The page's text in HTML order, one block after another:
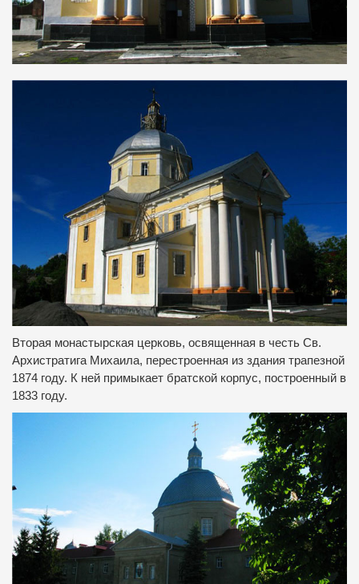
Вторая монастырская церковь, освященная в честь Св.
Архистратига Михаила, перестроенная из здания трапезной
1874 году. К ней примыкает братской корпус, построенный в
1833 году.